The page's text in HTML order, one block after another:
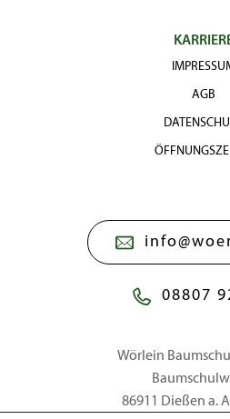
AGB
08807
Wörlein
86911 Dießen a.